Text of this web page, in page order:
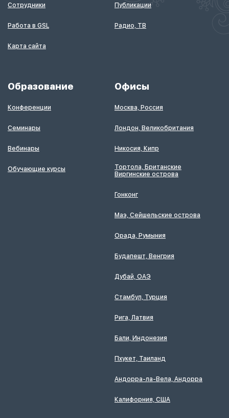
Сотрудники
Работа в GSL
Карта сайта
Публикации
Радио, ТВ
Образование
Конференции
Семинары
Вебинары
Обучающие курсы
Офисы
Москва, Россия
Лондон, Великобритания
Никосия, Кипр
Тортола, Британские
Виргинские острова
Гонконг
Маэ, Сейшельские острова
Орада, Румыния
Будапешт, Венгрия
Дубай, ОАЭ
Стамбул, Турция
Рига, Латвия
Бали, Индонезия
Пхукет, Таиланд
Андорра-ла-Вела, Андорра
Калифорния, США